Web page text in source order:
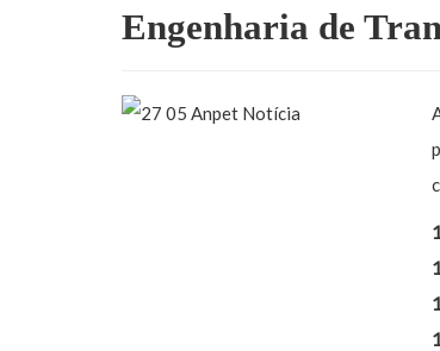
Engenharia de